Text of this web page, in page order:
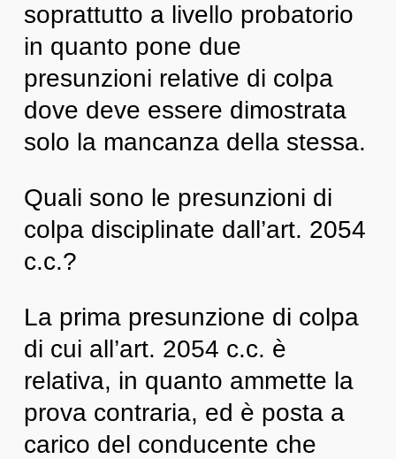
soprattutto a livello probatorio
in quanto pone due
presunzioni relative di colpa
dove deve essere dimostrata
solo la mancanza della stessa.
Quali sono le presunzioni di
colpa disciplinate dall’art. 2054
c.c.?
La prima presunzione di colpa
di cui all’art. 2054 c.c. è
relativa, in quanto ammette la
prova contraria, ed è posta a
carico del conducente che